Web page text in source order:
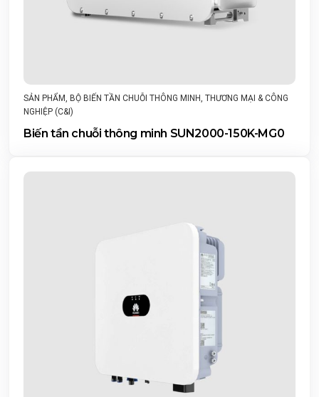
SẢN PHẨM, BỘ BIẾN TẦN CHUỖI THÔNG MINH, THƯƠNG MẠI & CÔNG
NGHIỆP (C&I)
Biến tần chuỗi thông minh SUN2000-150K-MG0